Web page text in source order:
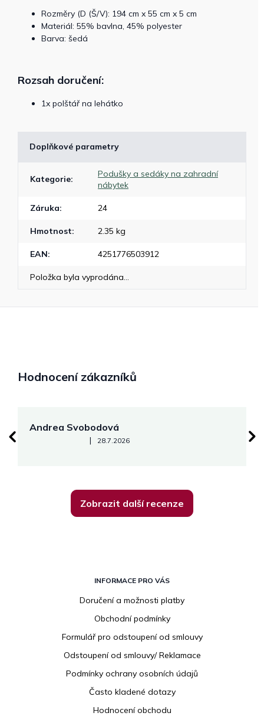
Rozměry (D (Š/V): 194 cm x 55 cm x 5 cm
Materiál: 55% bavlna, 45% polyester
Barva: šedá
Rozsah doručení:
1x polštář na lehátko
Doplňkové parametry
Kategorie:
Podušky a sedáky na zahradní
nábytek
Záruka: 24
Hmotnost: 2.35 kg
EAN: 4251776503912
Položka byla vyprodána…
Hodnocení zákazníků
Andrea Svobodová
Hodnocení obchodu je 5 z 5 hvězdiček.
| 28.7.2026
Zobrazit další recenze
INFORMACE PRO VÁS
Doručení a možnosti platby
Obchodní podmínky
Formulář pro odstoupení od smlouvy
Odstoupení od smlouvy/ Reklamace
Podmínky ochrany osobních údajů
Často kladené dotazy
Hodnocení obchodu